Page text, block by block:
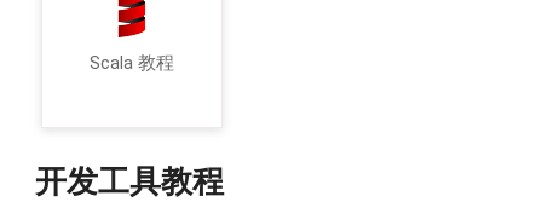
Scala 教程
开发工具教程